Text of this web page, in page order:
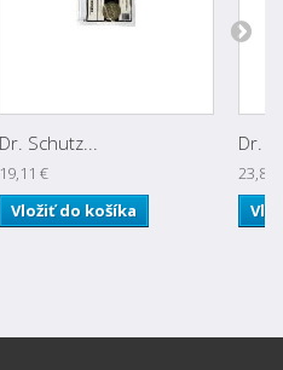
Dr. Schutz...
19,11 €
Vložiť do košíka
Dr.
23,81